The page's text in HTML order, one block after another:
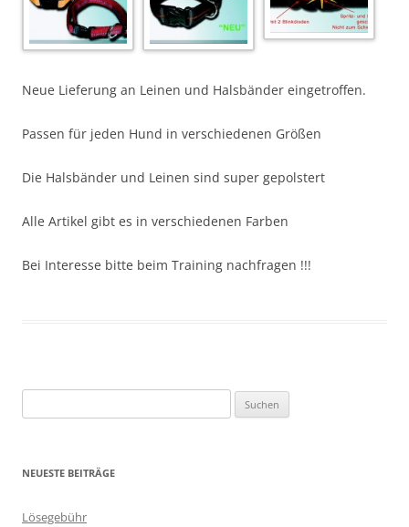
Neue Lieferung an Leinen und Halsbänder eingetroffen.
Passen für jeden Hund in verschiedenen Größen
Die Halsbänder und Leinen sind super gepolstert
Alle Artikel gibt es in verschiedenen Farben
Bei Interesse bitte beim Training nachfragen !!!
nach:
NEUESTE BEITRÄGE
Lösegebühr